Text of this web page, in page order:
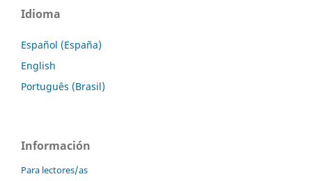
Idioma
Español (España)
English
Português (Brasil)
Información
Para lectores/as